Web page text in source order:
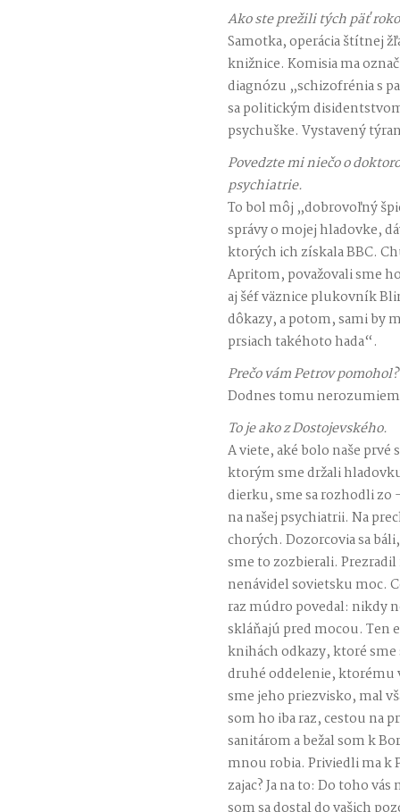
Ako ste prežili tých päť
Samotka, operácia štítnej
knižnice. Komisia ma
diagnózu „schizofrénia s
sa politickým
psychuške. Vystavený
Povedzte mi niečo o
psychiatrie.
To bol môj „dobrovoľný
správy o mojej hladovke,
ktorých ich získala BBC.
Apritom, považovali sme
aj šéf väznice plukovník
dôkazy, a potom, sami by
prsiach takéhoto hada“.
Prečo vám Petrov pomohol?
Dodnes tomu
To je ako z Dostojevského.
A viete, aké bolo naše
ktorým sme držali
dierku, sme sa rozhodli zo
na našej psychiatrii. Na
chorých. Dozorcovia sa
sme to zozbierali.
nenávidel sovietsku moc.
raz múdro povedal: nikdy
skláňajú pred mocou. Ten
knihách odkazy, ktoré
druhé oddelenie, ktorému
sme jeho priezvisko, mal
som ho iba raz, cestou na
sanitárom a bežal som k
mnou robia. Priviedli ma k
zajac? Ja na to: Do toho